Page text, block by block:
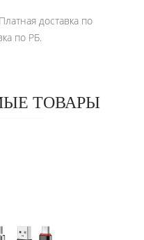
доставка по
по РБ.
ТОВАРЫ